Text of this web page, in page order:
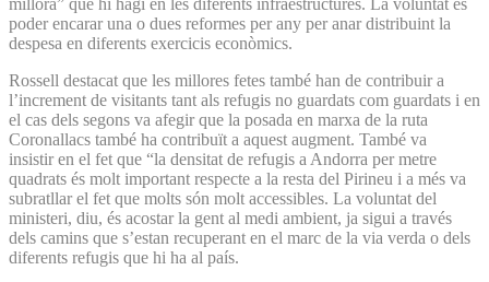
poder encarar una o dues reformes per any per anar distribuint la
despesa en diferents exercicis econòmics.
Rossell destacat que les millores fetes també han de contribuir a
l’increment de visitants tant als refugis no guardats com guardats i en
el cas dels segons va afegir que la posada en marxa de la ruta
Coronallacs també ha contribuït a aquest augment. També va
insistir en el fet que “la densitat de refugis a Andorra per metre
quadrats és molt important respecte a la resta del Pirineu i a més va
subratllar el fet que molts són molt accessibles. La voluntat del
ministeri, diu, és acostar la gent al medi ambient, ja sigui a través
dels camins que s’estan recuperant en el marc de la via verda o dels
diferents refugis que hi ha al país.